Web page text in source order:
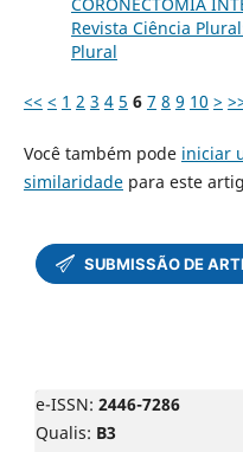
Revista Ciência
Plural
<< < 1 2 3 4 5 6 7 8 9 10 >
Você também pode iniciar
similaridadepara este
e-ISSN: 2446-7286
Qualis: B3